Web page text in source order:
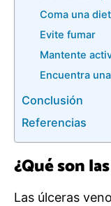
Coma una
Evite fumar
Mantente
Encuentra
Conclusión
Referencias
¿Qué son
Las úlceras